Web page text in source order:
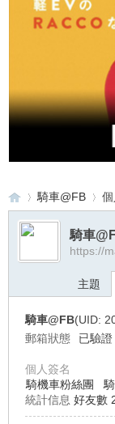
›
騎車@FB
騎車
https://
主題
騎車@FB(UID:
郵箱狀態
已驗證
個人簽名
騎機車粉絲團
統計信息 好友數